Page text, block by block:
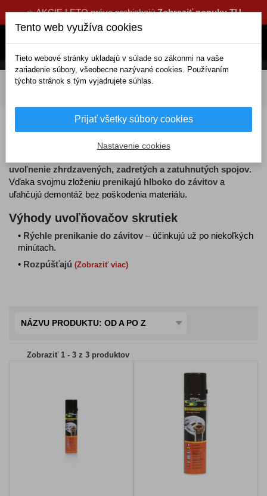
☀️ AKCIE LETO práve prebiehajúZobraziť ponuku TU
DOMOV Oleje, aditíva, chémia
Uvoľňovače skrutiek
uvoľnenie zhrdzavených, zadretých a zatuhnutých spojov.
Vďaka svojmu zloženiu prenikajú hlboko do závitov a
uľahčujú demontáž bez poškodenia materiálu.
Výhody uvoľňovačov skrutiek
• Rýchle prenikanie do závitov – účinkujú už po niekoľkých
minútach.
• Rozpúšťajú (Zobraziť viac)
NÁZVU PRODUKTU: OD A PO Z
Zobraziť 1 - 3 z 3 produktov
Tento web využíva cookies
Tieto webové stránky ukladajú v súlade so zákonmi na vaše
zariadenie súbory, všeobecne nazývané cookies. Používaním
týchto stránok s tým vyjadrujete súhlas.
Prijať všetky súbory cookies
Nastavenie cookies